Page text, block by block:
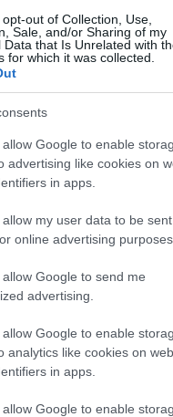
out of Collection, Use,
Sale, and/or Sharing of my
Data that Is Unrelated with
for which it was collected.
Google to enable
advertising like cookies on
in apps.
allow my user data to be
online advertising purposes.
Google to send me
advertising.
Google to enable
analytics like cookies on
in apps.
Google to enable
ΕΟΠΕ προς τιμήν του
για τις διεθνείς μας
τέλους η Εθνική